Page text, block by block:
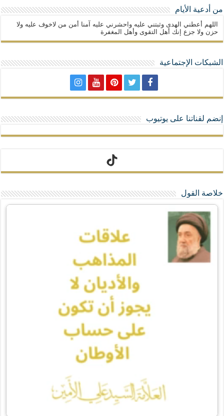
من أدعية الأيام
اللهم أعطني الهدى وثبتني عليه واحشرني عليه آمنا أمن من لاخوف عليه ولا
حزن ولا جزع إنك أهل التقوى وأهل المغفرة
الشبكات الإجتماعية
إنضم لقناتنا على يوتيوب
تيك توك
خلاصة القول